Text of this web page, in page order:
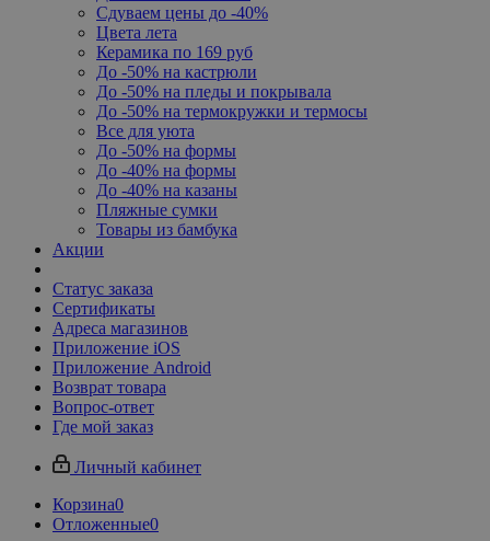
Сдуваем цены до -40%
Цвета лета
Керамика по 169 руб
До -50% на кастрюли
До -50% на пледы и покрывала
До -50% на термокружки и термосы
Все для уюта
До -50% на формы
До -40% на формы
До -40% на казаны
Пляжные сумки
Товары из бамбука
Акции
Статус заказа
Сертификаты
Адреса магазинов
Приложение iOS
Приложение Android
Возврат товара
Вопрос-ответ
Где мой заказ
Личный кабинет
Корзина0
Отложенные0